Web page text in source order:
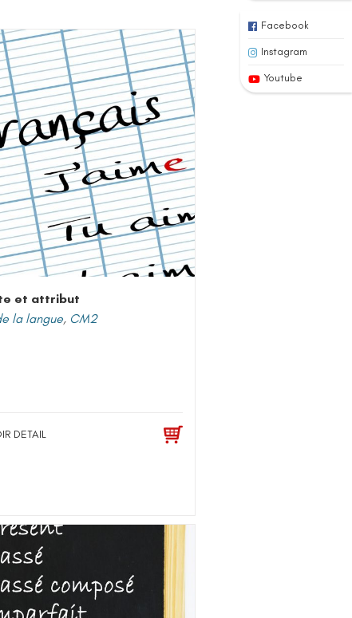
Facebook
Instagram
Youtube
et attribut
la langue, CM2
DETAIL